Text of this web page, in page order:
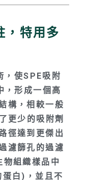
，特用多
使SPE吸附
，形成一個高
構，相較一般
更少的吸附劑
徑達到更傑出
濾篩孔的過濾
組織樣品中
白)，並且不